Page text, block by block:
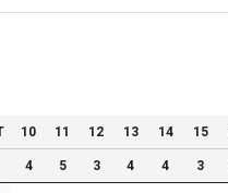
10 11 12 13 14 15
4 5 3 4 4 3